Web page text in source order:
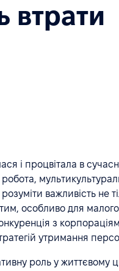
втрати
і процвітала в
робота,
важливість не
особливо для малого
з
утримання
роль у життєвому